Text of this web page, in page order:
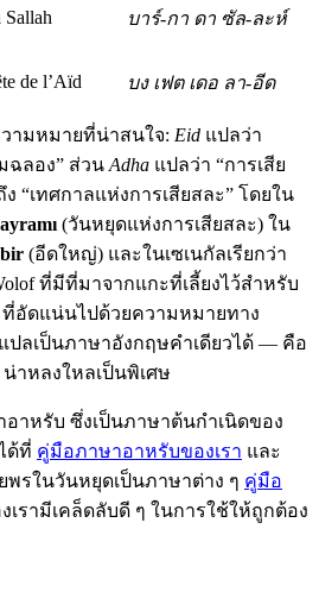
Sallah บาร์-กา ดา ซัล-ละห์
de l’Aïd บง เฟต เดอ ลา-อีด
ามหมายที่น่าสนใจ: Eid แปลว่า
ฉลอง” ส่วน Adha แปลว่า “การเสีย
“เทศกาลแห่งการเสียสละ” โดยใน
(วันหยุดแห่งการเสียสละ) ใน
(อีดใหญ่) และในเซเนกัลเรียกว่า
ที่มีที่มาจากแกะที่เลี้ยงไว้สำหรับ
อัดแน่นไปด้วยความหมายทาง
ลเป็นภาษาอังกฤษคำเดียวได้ — คือ
น่าหลงใหลเป็นพิเศษ
าหรับ ซึ่งเป็นภาษาต้นกำเนิดของ
ด้ที่ คู่มือภาษาอาหรับของเรา และ
รในวันหยุดเป็นภาษาต่าง ๆ คู่มือ
เรามีเคล็ดลับดี ๆ ในการใช้ให้ถูกต้อง